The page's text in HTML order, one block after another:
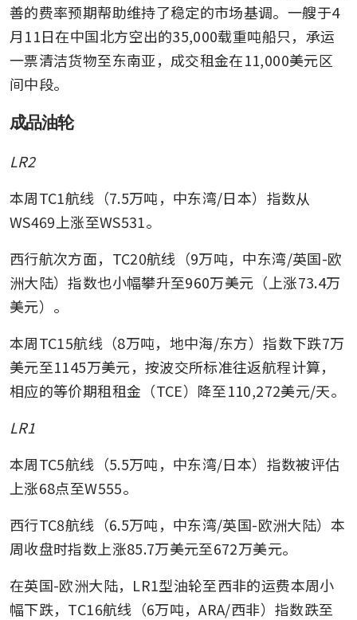
善的费率预期帮助维持了稳定的市场基调。一艘于4
月11日在中国北方空出的35,000载重吨船只，承运
一票清洁货物至东南亚，成交租金在11,000美元区
间中段。
成品油轮
LR2
本周TC1航线（7.5万吨，中东湾/日本）指数从
WS469上涨至WS531。
西行航次方面，TC20航线（9万吨，中东湾/英国-欧
洲大陆）指数也小幅攀升至960万美元（上涨73.4万
美元）。
本周TC15航线（8万吨，地中海/东方）指数下跌7万
美元至1145万美元，按波交所标准往返航程计算，
相应的等价期租租金（TCE）降至110,272美元/天。
LR1
本周TC5航线（5.5万吨，中东湾/日本）指数被评估
上涨68点至W555。
西行TC8航线（6.5万吨，中东湾/英国-欧洲大陆）本
周收盘时指数上涨85.7万美元至672万美元。
在英国-欧洲大陆，LR1型油轮至西非的运费本周小
幅下跌，TC16航线（6万吨，ARA/西非）指数跌至